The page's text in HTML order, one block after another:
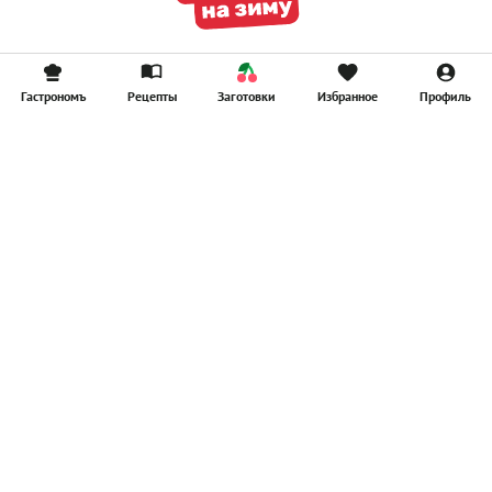
Гастрономъ Рецепты Заготовки Избранное Профиль